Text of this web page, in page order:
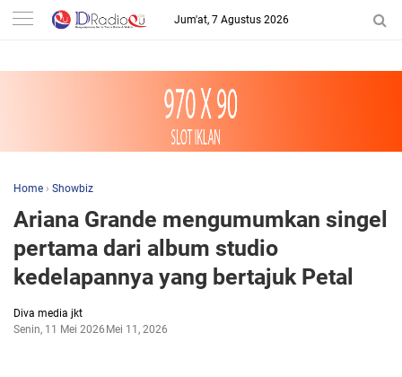
-->
Jum'at, 7 Agustus 2026
Home › Showbiz
Ariana Grande mengumumkan singel
pertama dari album studio
kedelapannya yang bertajuk Petal
Diva media jkt
Senin, 11 Mei 2026 Mei 11, 2026